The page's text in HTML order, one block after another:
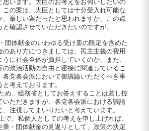
思います。大臣のお考えをお伺いしたいの
この案は、大臣としては十分受入れ可能な
、厳しい案だったと思われますか、この点
と確認させていただきたいのですが。
体献金のいわゆる受け皿の限定を含めた
のあり方につきましては、民主主義の費用
うに社会全体が負担していくのか、また、
の政治活動の自由と密接に関連しているこ
各党各会派において御議論いただくべき事
と考えております。
、総務省としてお答えすることは差し控
いただきますが、各党各会派における議論
、注視してまいりたいと考えています。
、私個人としての考えを申し上げれば、
業・団体献金の見返りとして、政策の決定